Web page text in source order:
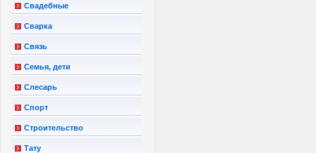
Свадебные
Сварка
Связь
Семья, дети
Слесарь
Спорт
Строительство
Тату